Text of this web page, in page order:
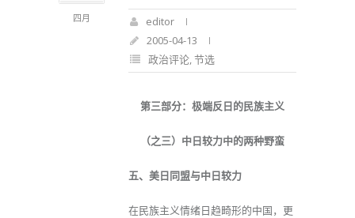
四月
editor
2005-04-13
政治评论,节选
第三部分：极端反日的民族主义
（之三）中日较力中的两种野蛮
五、美日同盟与中日较力
在民族主义情绪日趋畸形的中国，更